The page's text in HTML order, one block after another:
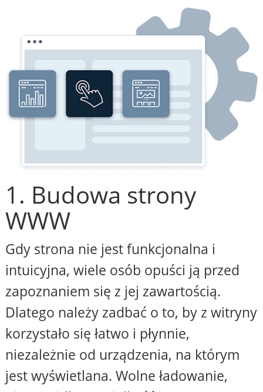
1. Budowa strony
WWW
Gdy strona nie jest funkcjonalna i
intuicyjna, wiele osób opuści ją przed
zapoznaniem się z jej zawartością.
Dlatego należy zadbać o to, by z witryny
korzystało się łatwo i płynnie,
niezależnie od urządzenia, na którym
jest wyświetlana. Wolne ładowanie,